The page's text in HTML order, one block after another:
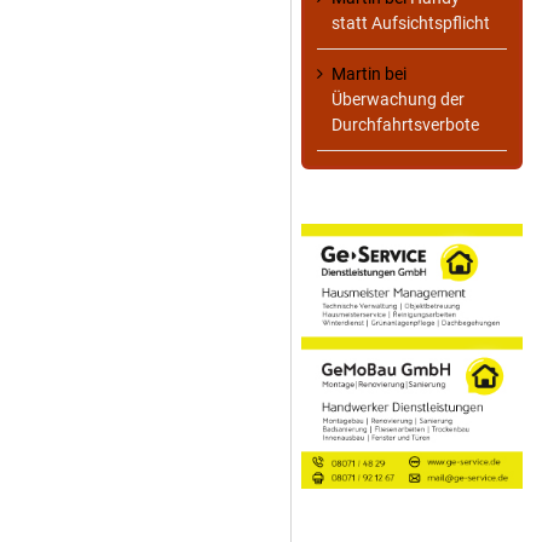
statt Aufsichtspflicht
Martin bei
Überwachung der
Durchfahrtsverbote